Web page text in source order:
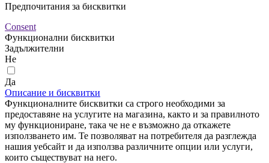
Предпочитания за бисквитки
Consent
Функционални бисквитки
Задължителни
Не
Да
Описание и бисквитки
Функционалните бисквитки са строго необходими за
предоставяне на услугите на магазина, както и за правилното
му функциониране, така че не е възможно да откажете
използването им. Те позволяват на потребителя да разглежда
нашия уебсайт и да използва различните опции или услуги,
които съществуват на него.